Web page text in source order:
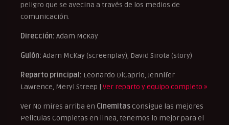
peligro que se avecina a través de los medios de
comunicación.
Dirección: Adam McKay
Guión: Adam McKay (screenplay), David Sirota (story)
Reparto principal: Leonardo DiCaprio, Jennifer
Lawrence, Meryl Streep | Ver reparto y equipo completo »
Ver No mires arriba en Cinemitas Consigue las mejores
Peliculas Completas en linea, tenemos lo mejor para el